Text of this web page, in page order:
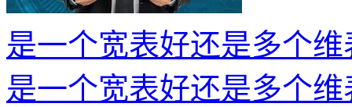
是一个宽表好还是多个维
是一个宽表好还是多个维